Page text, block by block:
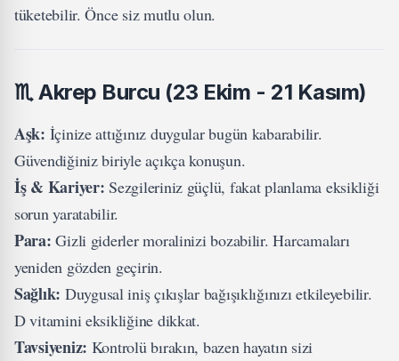
tüketebilir. Önce siz mutlu olun.
♏Akrep Burcu (23 Ekim - 21 Kasım)
Aşk: İçinize attığınız duygular bugün kabarabilir.
Güvendiğiniz biriyle açıkça konuşun.
İş & Kariyer: Sezgileriniz güçlü, fakat planlama eksikliği
sorun yaratabilir.
Para: Gizli giderler moralinizi bozabilir. Harcamaları
yeniden gözden geçirin.
Sağlık: Duygusal iniş çıkışlar bağışıklığınızı etkileyebilir.
D vitamini eksikliğine dikkat.
Tavsiyeniz: Kontrolü bırakın, bazen hayatın sizi